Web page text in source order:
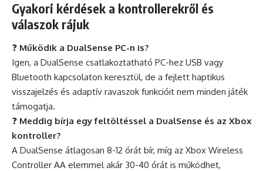
Gyakori kérdések a kontrollerekről és
válaszok rájuk
❓ Működik a DualSense PC-n is?
Igen, a DualSense csatlakoztatható PC-hez USB vagy
Bluetooth kapcsolaton keresztül, de a fejlett haptikus
visszajelzés és adaptív ravaszok funkcióit nem minden játék
támogatja.
❓ Meddig bírja egy feltöltéssel a DualSense és az Xbox
kontroller?
A DualSense átlagosan 8-12 órát bír, míg az Xbox Wireless
Controller AA elemmel akár 30-40 órát is működhet,